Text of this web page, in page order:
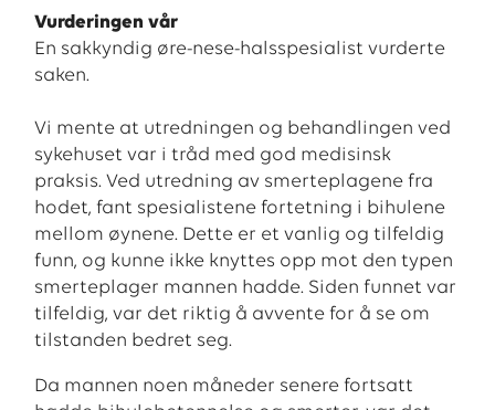
Vurderingen vår
En sakkyndig øre-nese-halsspesialist vurderte
saken.
Vi mente at utredningen og behandlingen ved
sykehuset var i tråd med god medisinsk
praksis. Ved utredning av smerteplagene fra
hodet, fant spesialistene fortetning i bihulene
mellom øynene. Dette er et vanlig og tilfeldig
funn, og kunne ikke knyttes opp mot den typen
smerteplager mannen hadde. Siden funnet var
tilfeldig, var det riktig å avvente for å se om
tilstanden bedret seg.
Da mannen noen måneder senere fortsatt